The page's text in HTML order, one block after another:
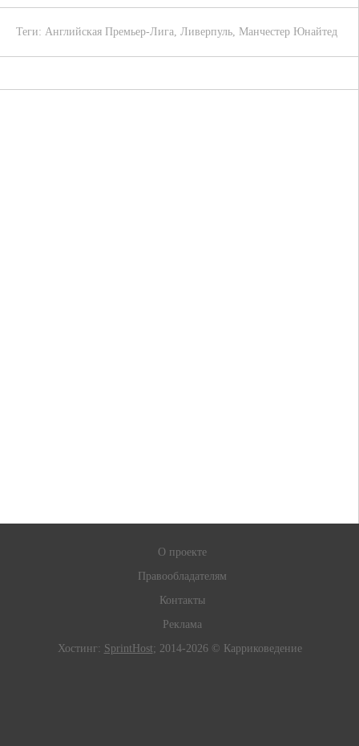
Теги: Английская Премьер-Лига, Ливерпуль, Манчестер Юнайтед
О проекте
Правообладателям
Контакты
Реклама
Хостинг: SprintHost; 2014-2026 © Карриковедение